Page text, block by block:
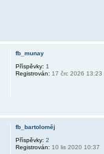
fb_munay
Příspěvky: 1
Registrován: 17 črc 2026 13:23
fb_bartoloměj
Příspěvky: 2
Registrován: 10 lis 2020 10:37